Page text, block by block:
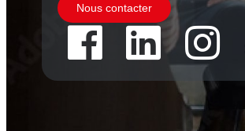
Nous contacter